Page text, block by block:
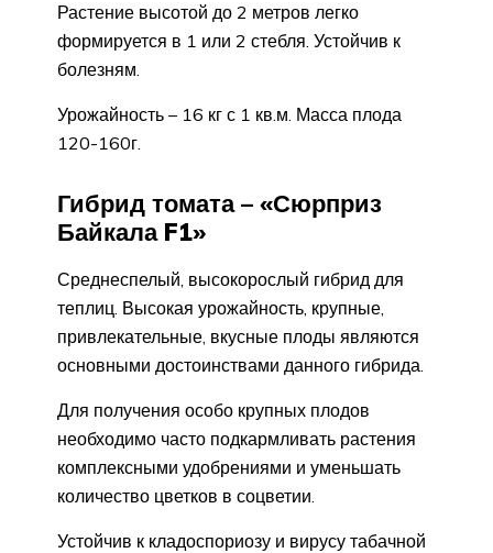
Растение высотой до 2 метров легко
формируется в 1 или 2 стебля. Устойчив к
болезням.
Урожайность – 16 кг с 1 кв.м. Масса плода
120-160г.
Гибрид томата – «Сюрприз
Байкала F1»
Среднеспелый, высокорослый гибрид для
теплиц. Высокая урожайность, крупные,
привлекательные, вкусные плоды являются
основными достоинствами данного гибрида.
Для получения особо крупных плодов
необходимо часто подкармливать растения
комплексными удобрениями и уменьшать
количество цветков в соцветии.
Устойчив к кладоспориозу и вирусу табачной